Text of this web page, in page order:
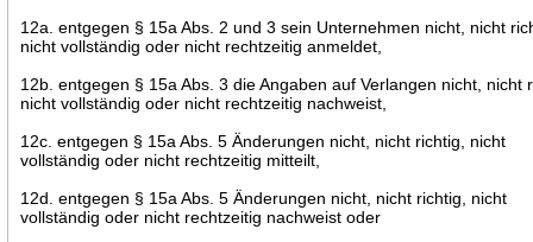
12a. entgegen § 15a Abs. 2 und 3 sein Unternehmen nicht, nicht
nicht vollständig oder nicht rechtzeitig anmeldet,
12b. entgegen § 15a Abs. 3 die Angaben auf Verlangen nicht, nicht
nicht vollständig oder nicht rechtzeitig nachweist,
12c. entgegen § 15a Abs. 5 Änderungen nicht, nicht richtig, nicht
vollständig oder nicht rechtzeitig mitteilt,
12d. entgegen § 15a Abs. 5 Änderungen nicht, nicht richtig, nicht
vollständig oder nicht rechtzeitig nachweist oder